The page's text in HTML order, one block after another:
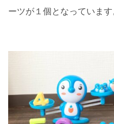
ーツが１個となっています